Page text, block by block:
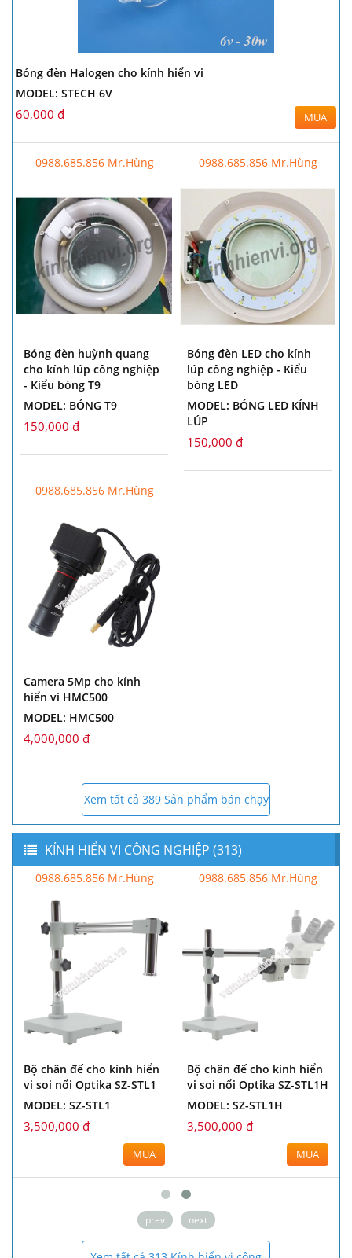
Bóng đèn Halogen cho kính hiển vi
MODEL: STECH 6V
60,000 đ MUA
0988.685.856 Mr.Hùng
Bóng đèn huỳnh quang
cho kính lúp công nghiệp
- Kiểu bóng T9
MODEL: BÓNG T9
150,000 đ
0988.685.856 Mr.Hùng
Bóng đèn LED cho kính
lúp công nghiệp - Kiểu
bóng LED
MODEL: BÓNG LED KÍNH
LÚP
150,000 đ
0988.685.856 Mr.Hùng
Camera 5Mp cho kính
hiển vi HMC500
MODEL: HMC500
4,000,000 đ
Xem tất cả 389 Sản phẩm bán chạy
KÍNH HIỂN VI CÔNG NGHIỆP (313)
0988.685.856 Mr.Hùng
Bộ chân đế cho kính hiển
vi soi nổi Optika SZ-STL1
MODEL: SZ-STL1
3,500,000 đ
MUA
0988.685.856 Mr.Hùng
Bộ chân đế cho kính hiển
vi soi nổi Optika SZ-STL1H
MODEL: SZ-STL1H
3,500,000 đ
MUA
prev next